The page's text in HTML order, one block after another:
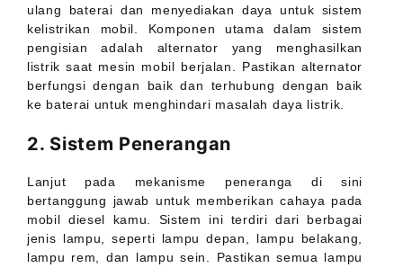
ulang baterai dan menyediakan daya untuk sistem
kelistrikan mobil. Komponen utama dalam sistem
pengisian adalah alternator yang menghasilkan
listrik saat mesin mobil berjalan. Pastikan alternator
berfungsi dengan baik dan terhubung dengan baik
ke baterai untuk menghindari masalah daya listrik.
2. Sistem Penerangan
Lanjut pada mekanisme peneranga di sini
bertanggung jawab untuk memberikan cahaya pada
mobil diesel kamu. Sistem ini terdiri dari berbagai
jenis lampu, seperti lampu depan, lampu belakang,
lampu rem, dan lampu sein. Pastikan semua lampu